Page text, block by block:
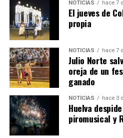
NOTICIAS hace 7
El jueves de
propia
NOTICIAS hace 7
Julio Norte
oreja de un
ganado
NOTICIAS hace 3
Huelva
piromusical y